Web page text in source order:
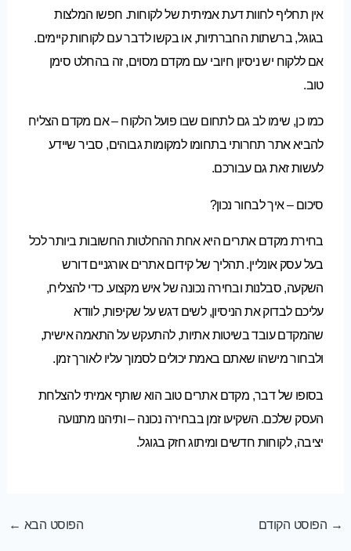
אין תחליף לחוות דעת אמיתית של לקוחות. חפשו המלצות
בגוגל, ברשתות החברתיות, או בקשו לדבר עם לקוחות קיימים.
אם ללקוח יש ניסיון חיובי עם מקדם מסוים, זה בהחלט סימן
טוב.
כמו כן, שימו לב גם לתחום שבו פועל הלקוח – אם מקדם הצליח
להביא אתר תחרותי בתחומו למקומות גבוהים, סביר שיידע
לעשות זאת גם עבורכם.
סיכום – איך לבחור נכון?
בחירת מקדם אתרים היא אחת ההחלטות החשובות ביותר לכל
בעל עסק אונליין. תהליך של קידום אתרים אורגניים דורש
השקעה, סבלנות ובחירה נכונה של איש מקצוע. כדי להצליח,
עליכם לבדוק את הניסיון, לשים דגש על שקיפות, לוודא
שהמקדם עובד בשיטות אתיות, להתעקש על התאמה אישית,
ולבחור מישהו שאתם באמת יכולים לסמוך עליו לאורך זמן.
בסופו של דבר, מקדם אתרים טוב הוא שותף אמיתי להצלחת
העסק שלכם. השקיעו זמן בבחירה נכונה – ותיהנו מתנועה
יציבה, לקוחות חדשים ומיתוג חזק בגוגל.
→ הפוסט הקודם הפוסט הבא ←